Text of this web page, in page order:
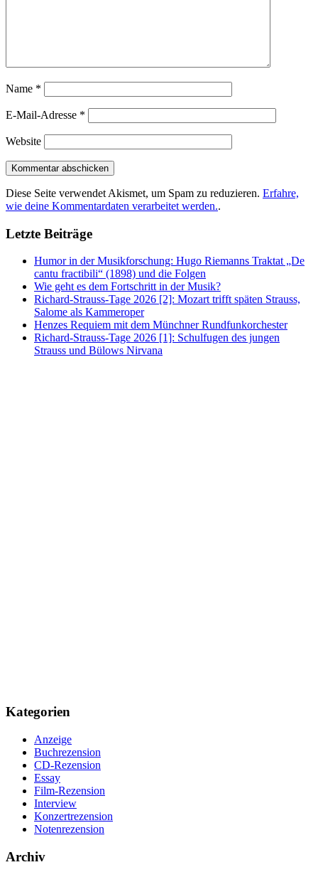
Name *
E-Mail-Adresse *
Website
Diese Seite verwendet Akismet, um Spam zu reduzieren. Erfahre,
wie deine Kommentardaten verarbeitet werden..
Letzte Beiträge
Humor in der Musikforschung: Hugo Riemanns Traktat „De
cantu fractibili“ (1898) und die Folgen
Wie geht es dem Fortschritt in der Musik?
Richard-Strauss-Tage 2026 [2]: Mozart trifft späten Strauss,
Salome als Kammeroper
Henzes Requiem mit dem Münchner Rundfunkorchester
Richard-Strauss-Tage 2026 [1]: Schulfugen des jungen
Strauss und Bülows Nirvana
Kategorien
Anzeige
Buchrezension
CD-Rezension
Essay
Film-Rezension
Interview
Konzertrezension
Notenrezension
Archiv